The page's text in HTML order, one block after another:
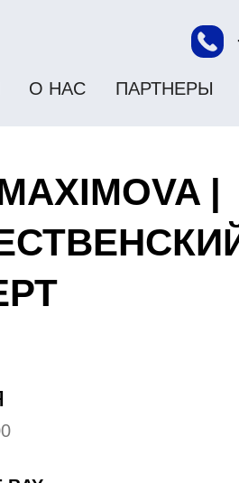
О НАС ПАРТНЕРЫ
|